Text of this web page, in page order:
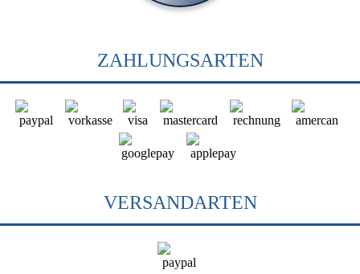
ZAHLUNGSARTEN
VERSANDARTEN